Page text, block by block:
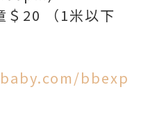
＄20 （1米以下
bbexp